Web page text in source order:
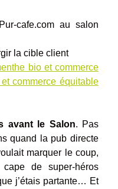
cafe.com au salon
la cible client
bio et commerce
commerce équitable
avant le Salon. Pas
quand la pub directe
marquer le coup,
de super-héros
j’étais partante… Et